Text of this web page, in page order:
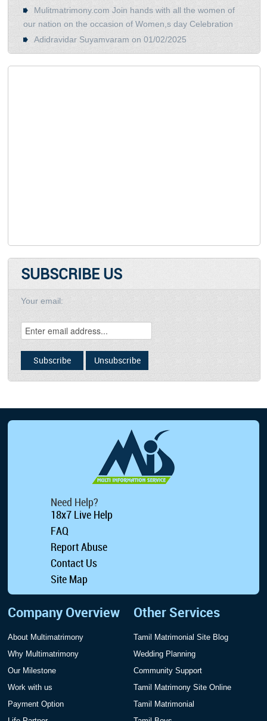
Mulitmatrimony.com Join hands with all the women of
our nation on the occasion of Women,s day Celebration
Adidravidar Suyamvaram on 01/02/2025
SUBSCRIBE US
Your email:
Need Help?
18x7 Live Help
FAQ
Report Abuse
Contact Us
Site Map
Company Overview
About Multimatrimony
Why Multimatrimony
Our Milestone
Work with us
Payment Option
Other Services
Tamil Matrimonial Site Blog
Wedding Planning
Community Support
Tamil Matrimony Site Online
Tamil Matrimonial